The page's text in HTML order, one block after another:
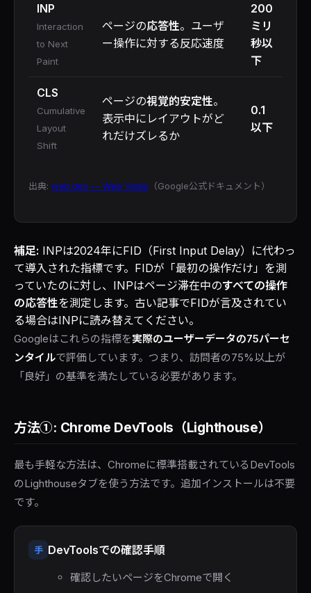
INP
Interaction
to Next
Paint
ページの応答性。ユーザ
ー操作に対する反応速度
200
ミリ
秒以
下
CLS
Cumulative
Layout
Shift
ページの視覚的安定性。
表示中にレイアウトがど
れだけズレるか
0.1
以下
出典: web.dev — Web Vitals （Google公式ドキュメント）
補足: INPは2024年にFID（First Input Delay）に代わっ
て導入された指標です。FIDが「最初の操作だけ」を測
っていたのに対し、INPはページ滞在中のすべての操作
の応答性を測定します。古い記事でFIDが言及されてい
る場合はINPに読み替えてください。
Googleはこれらの指標を実際のユーザーデータの75パーセ
ンタイルで評価しています。つまり、訪問者の75%以上が
「良好」の基準を満たしている必要があります。
方法①: Chrome DevTools（Lighthouse）
最も手軽な方法は、Chromeに標準搭載されているDevTools
のLighthouseタブを使う方法です。追加インストールは不要
です。
手 DevToolsでの確認手順
確認したいページをChromeで開く